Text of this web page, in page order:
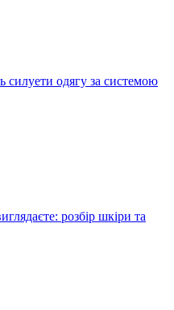
силуети одягу за системою
розбір шкіри та